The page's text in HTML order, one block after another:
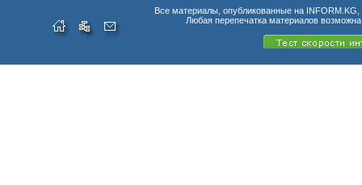
Все материалы, опубликованные на INFORM.KG,
Любая перепечатка материалов